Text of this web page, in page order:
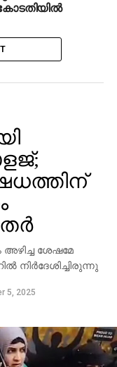
ശേഷമേ
നിർദേശിച്ചിരുന്നു
5, 2025